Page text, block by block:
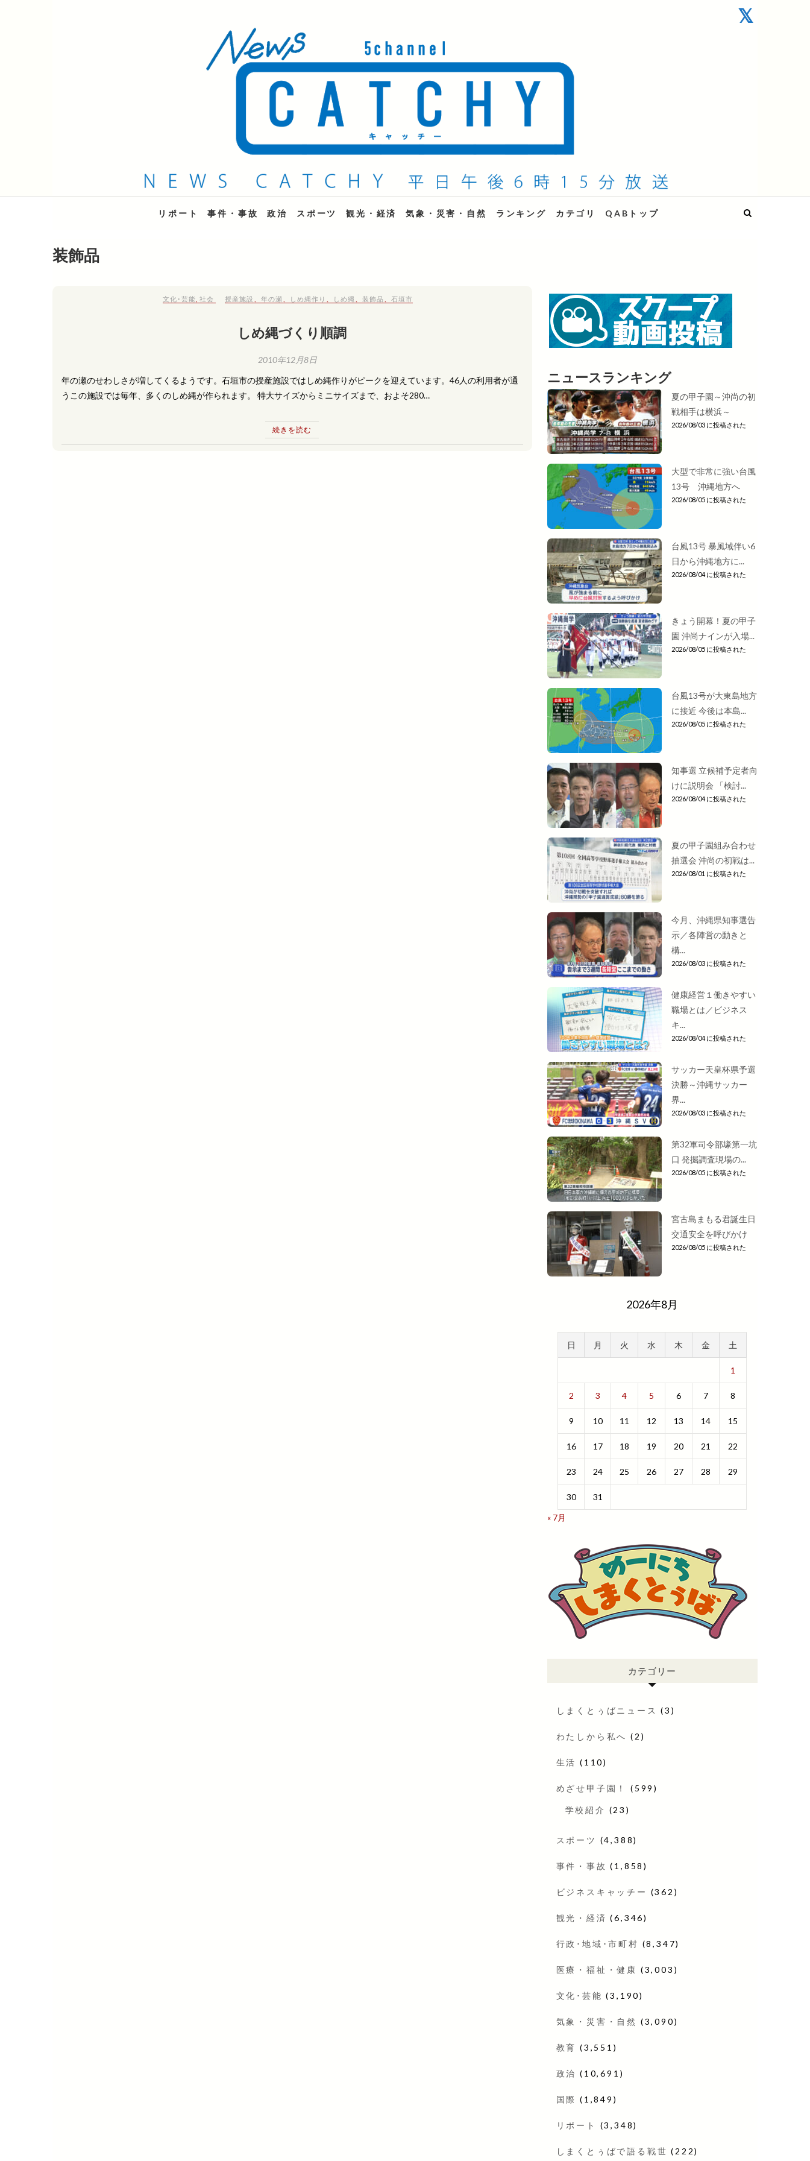
QAB NEWS Headline
キャッチー 月曜〜金曜 午後6時15分放送
リポート 事件・事故 政治 スポーツ 観光・経済 気象・災害・自然 ランキング カテゴリ QABトップ
装飾品
文化･芸能 社会 授産施設 年の瀬 しめ縄作り しめ縄 装飾品 石垣市
しめ縄づくり順調
2010年12月8日
年の瀬のせわしさが増してくるようです。石垣市の授産施設ではしめ縄作りがピークを迎えています。46人の利用者が通
うこの施設では毎年、多くのしめ縄が作られます。 特大サイズからミニサイズまで、およそ280…
続きを読む
ニュースランキング
夏の甲子園～沖尚の初
戦相手は横浜～
2026/08/03 に投稿された
大型で非常に強い台風
13号 沖縄地方へ
2026/08/05 に投稿された
台風13号 暴風域伴い6
日から沖縄地方に...
2026/08/04 に投稿された
きょう開幕！夏の甲子
園 沖尚ナインが入場...
2026/08/05 に投稿された
台風13号が大東島地方
に接近 今後は本島...
2026/08/05 に投稿された
知事選 立候補予定者向
けに説明会 「検討...
2026/08/04 に投稿された
夏の甲子園組み合わせ
抽選会 沖尚の初戦は...
2026/08/01 に投稿された
今月、沖縄県知事選告
示／各陣営の動きと
構...
2026/08/03 に投稿された
健康経営１働きやすい
職場とは／ビジネス
キ...
2026/08/04 に投稿された
サッカー天皇杯県予選
決勝～沖縄サッカー
界...
2026/08/03 に投稿された
第32軍司令部壕第一坑
口 発掘調査現場の...
2026/08/05 に投稿された
宮古島まもる君誕生日
交通安全を呼びかけ
2026/08/05 に投稿された
2026年8月
日 月 火 水 木 金 土
1
2 3 4 5 6 7 8
9 10 11 12 13 14 15
16 17 18 19 20 21 22
23 24 25 26 27 28 29
30
31
« 7月
カテゴリー
しまくとぅばニュース (3)
わたしから私へ (2)
生活 (110)
めざせ甲子園！ (599)
学校紹介 (23)
スポーツ (4,388)
事件・事故 (1,858)
ビジネスキャッチー (362)
観光・経済 (6,346)
行政･地域･市町村 (8,347)
医療・福祉・健康 (3,003)
文化･芸能 (3,190)
気象・災害・自然 (3,090)
教育 (3,551)
政治 (10,691)
国際 (1,849)
リポート (3,348)
しまくとぅばで語る戦世 (222)